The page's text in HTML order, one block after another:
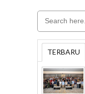
TERBARU